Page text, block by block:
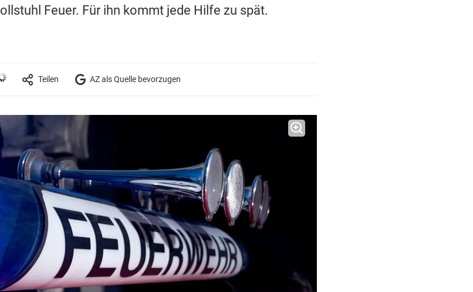
Feuer. Für ihn kommt jede Hilfe zu spät.
Teilen AZ als Quelle bevorzugen